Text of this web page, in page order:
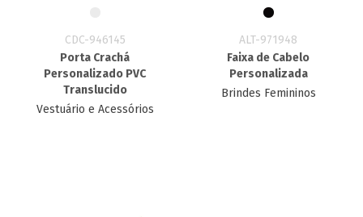
CDC-946145
Porta Crachá
Personalizado PVC
Translucido
Vestuário e Acessórios
ALT-971948
Faixa de Cabelo
Personalizada
Brindes Femininos